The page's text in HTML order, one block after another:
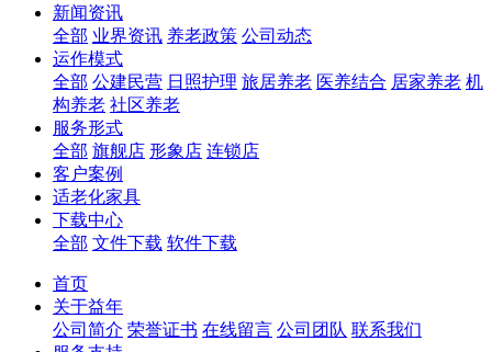
新闻资讯
全部 业界资讯 养老政策 公司动态
运作模式
全部 公建民营 日照护理 旅居养老 医养结合 居家养老 机
构养老 社区养老
服务形式
全部 旗舰店 形象店 连锁店
客户案例
适老化家具
下载中心
全部 文件下载 软件下载
首页
关于益年
公司简介 荣誉证书 在线留言 公司团队 联系我们